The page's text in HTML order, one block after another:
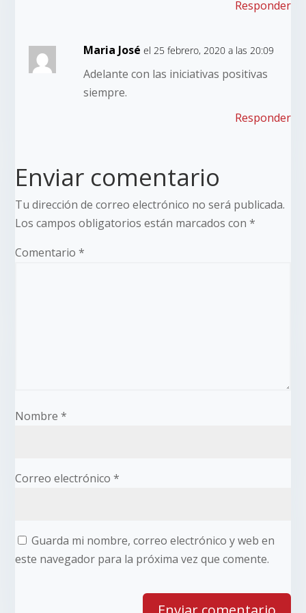
Responder
Maria José el 25 febrero, 2020 a las 20:09
Adelante con las iniciativas positivas
siempre.
Responder
Enviar comentario
Tu dirección de correo electrónico no será publicada.
Los campos obligatorios están marcados con*
Comentario*
Nombre*
Correo electrónico*
Guarda mi nombre, correo electrónico y web en
este navegador para la próxima vez que comente.